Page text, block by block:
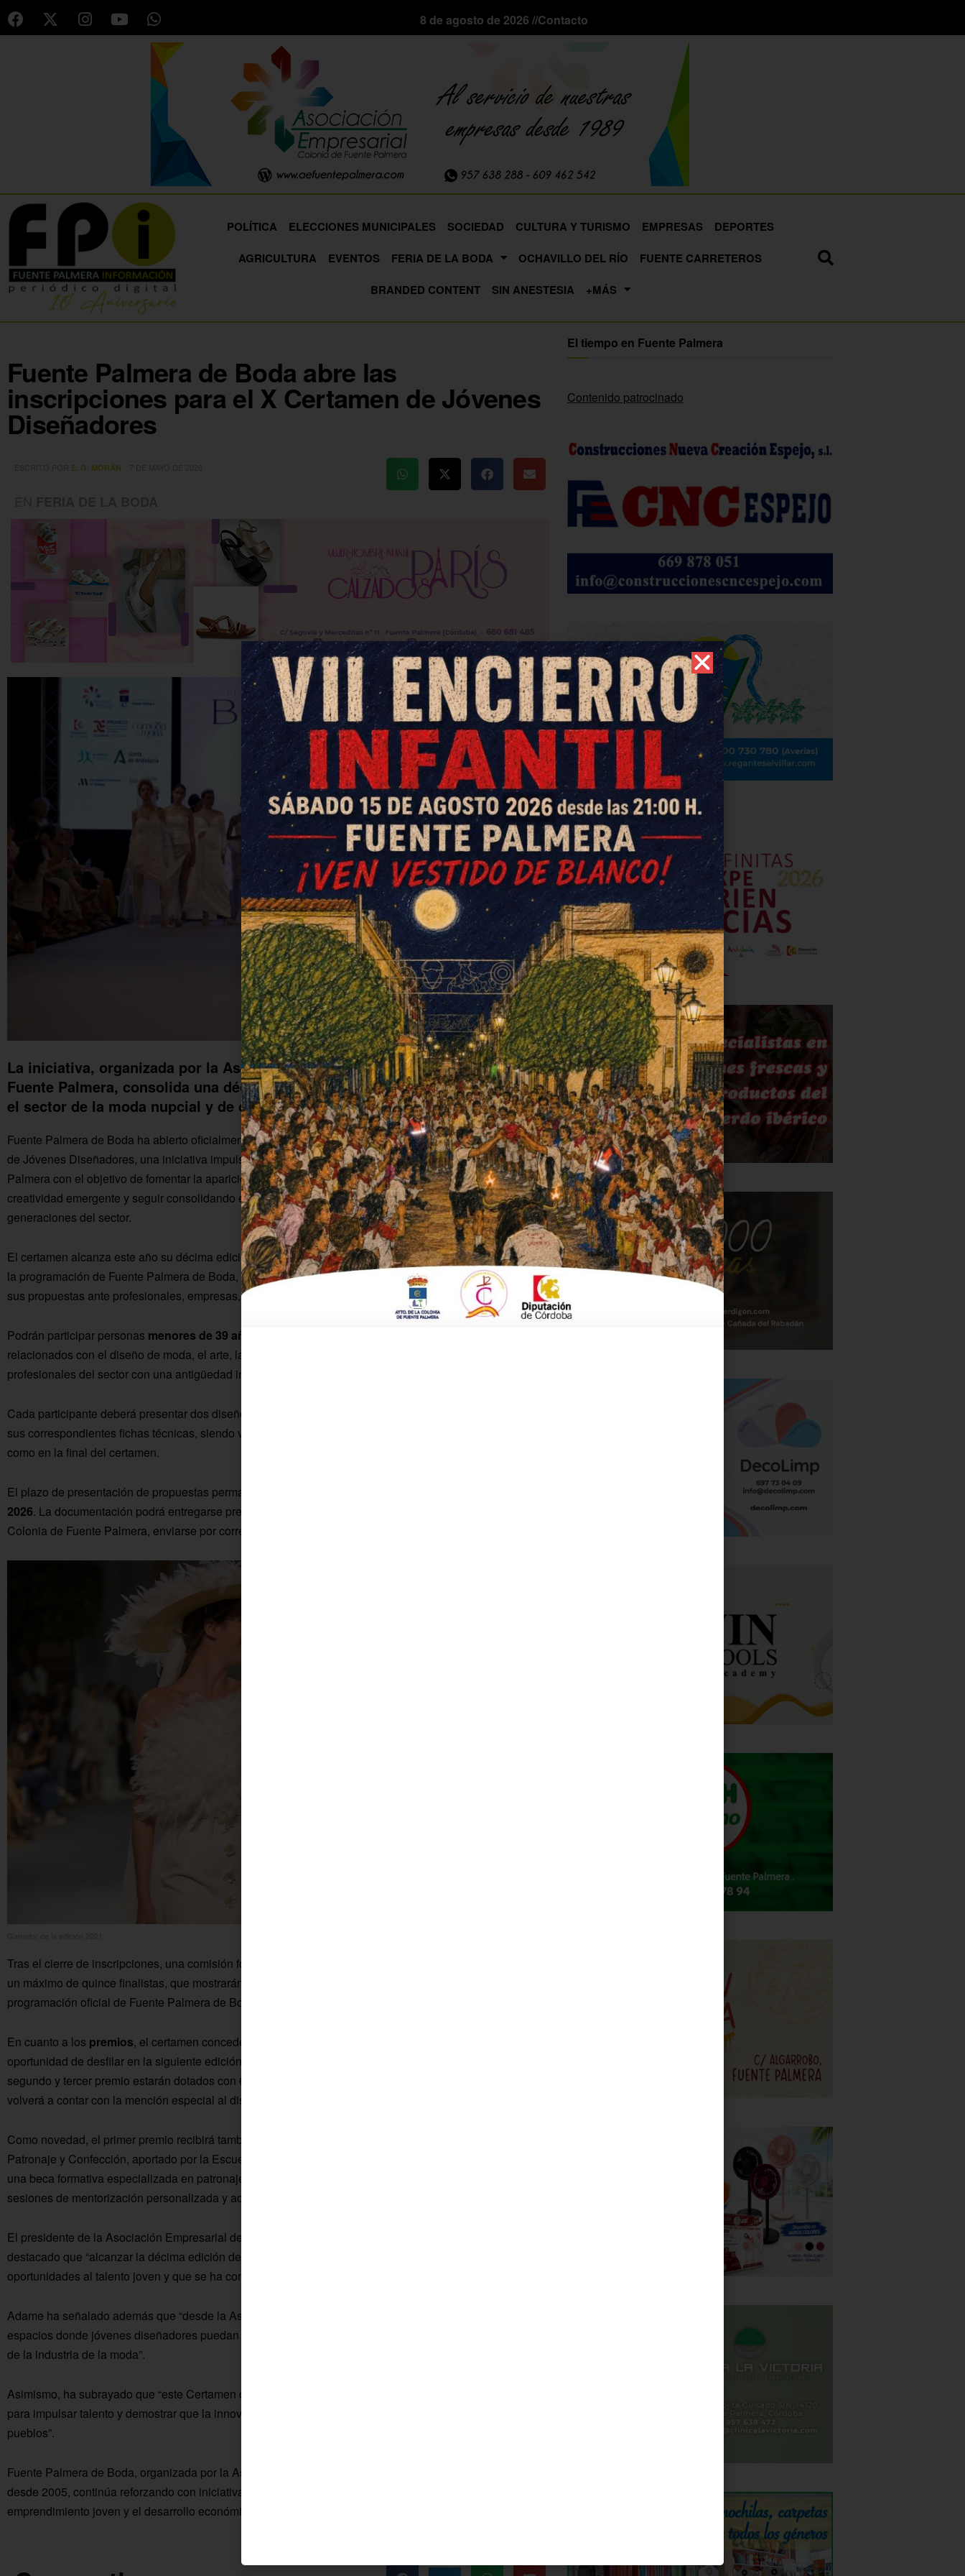
8 de agosto de 2026 //Contacto
POLÍTICA ELECCIONES MUNICIPALES SOCIEDAD CULTURA Y TURISMO EMPRESAS
DEPORTES
AGRICULTURA
EVENTOS FERIA DE LA BODA OCHAVILLO DEL RÍO
FUENTE CARRETEROS
BRANDED CONTENT
SIN ANESTESIA +MÁS
Fuente Palmera de Boda abre las
inscripciones para el X Certamen de Jóvenes
Diseñadores
E. G. MORÁN
La iniciativa, organizada por la Asociación Empresarial de La Colonia de
Fuente Palmera, consolida una década apostando por el talento emergente en
el sector de la moda nupcial y de ceremonia.
Fuente Palmera de Boda ha abierto oficialmente el plazo de inscripción para participar en el X Certamen
de Jóvenes Diseñadores, una iniciativa impulsada por la Asociación Empresarial de La Colonia de Fuente
Palmera con el objetivo de fomentar la aparición de nuevos talentos en el diseño de moda, apoyar la
creatividad emergente y seguir consolidando el evento como el escaparate de referencia para las nuevas
generaciones del sector.
El certamen alcanza este año su décima edición convertido en una de las actividades más destacadas de
la programación de Fuente Palmera de Boda, dando la oportunidad a jóvenes diseñadores de presentar
sus propuestas ante profesionales, empresas, medios especializados y público asistente.
Podrán participar personas menores de 39 años
relacionados con el diseño de moda, el arte, las bellas artes, la confección o disciplinas afines, así como
profesionales del sector con una antigüedad inferior a dos años.
Cada participante deberá presentar dos diseños originales, uno de novia y otro de fiesta, acompañados de
sus correspondientes fichas técnicas, siendo valorados conjuntamente tanto en la fase previa de selección
como en la final del certamen.
El plazo de presentación de propuestas permanecerá abierto desde el 7 de mayo
2026. La documentación podrá entregarse presencialmente en la sede de la Asociación Empresarial de la
Colonia de Fuente Palmera, enviarse por correo postal o remitirse por correo electrónico.
Tras el cierre de inscripciones, una comisión formada por profesionales del diseño y la moda seleccionará
un máximo de quince finalistas, que mostrarán sus creaciones en la gran final del certamen, integrada en la
programación oficial de Fuente Palmera de Boda, del 1 al 4 de octubre de 2026.
En cuanto a los premios, el certamen concederá un primer premio de 1.200 euros, además de la
oportunidad de desfilar en la siguiente edición de la pasarela profesional de Fuente Palmera de Boda. El
segundo y tercer premio estarán dotados con 600 y 300 euros, respectivamente. Además, esta edición
volverá a contar con la mención especial al diseño más sostenible.
Como novedad, el primer premio recibirá también el
Patronaje y Confección, aportado por la Escuela de Patronaje y Moda La Mariposa de Hilo. Este incluirá
una beca formativa especializada en patronaje y confección, consistente en un curso intensivo, junto a
sesiones de mentorización personalizada y acciones de difusión profesional del trabajo premiado.
El presidente de la Asociación Empresarial de la Colonia de Fuente Palmera, Manuel Jesús Adame, ha
destacado que “alcanzar la décima edición demuestra la consolidación de una iniciativa que nació para dar
oportunidades al talento joven y que se ha convertido en una plataforma reconocida dentro del sector”.
Adame ha señalado además que “desde la Asociación Empresarial seguimos apostando por crear
espacios donde jóvenes diseñadores puedan mostrar su creatividad, conectar con el sector y crecer dentro
de la industria de la moda”.
Asimismo, ha subrayado que “este Certamen de Jóvenes Diseñadores representa una oportunidad única
para impulsar talento y demostrar que la innovación y la creatividad también nacen desde nuestros
pueblos”.
Fuente Palmera de Boda, organizada por la Asociación Empresarial de la Colonia de Fuente Palmera
desde 2005, continúa reforzando con iniciativas como este certamen su compromiso con la moda, el
emprendimiento joven y el desarrollo económico ligado al sector nupcial y de eventos.
El tiempo en Fuente Palmera
Contenido patrocinado